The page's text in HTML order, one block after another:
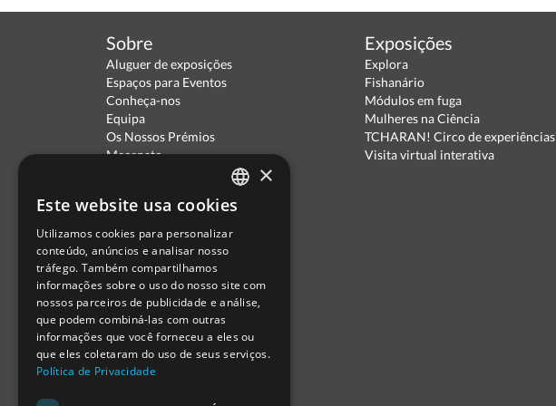
Sobre
Aluguer de exposições
Espaços para Eventos
Conheça-nos
Equipa
Os Nossos Prémios
Mecenato
Termos de Utilização
Escola Ciência Viva
Contactar
Relatório Anual RCN 2024
Relatório Intercalar RCN 2025
Exposições
Explora
Fishanário
Módulos em fuga
Mulheres na Ciência
TCHARAN! Circo de experiências
Visita virtual interativa
PORTUGUESE
ENGLISH
SPANISH
×
Este website usa cookies
Utilizamos cookies para personalizar
conteúdo, anúncios e analisar nosso
tráfego. Também compartilhamos
informações sobre o uso do nosso site com
nossos parceiros de publicidade e análise,
que podem combiná-las com outras
informações que você forneceu a eles ou
que eles coletaram do uso de seus serviços.
Política de Privacidade